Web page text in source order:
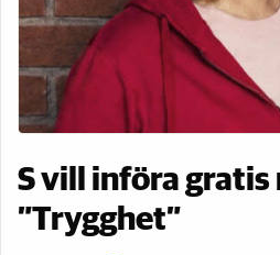
S vill införa gratis
”Trygghet”